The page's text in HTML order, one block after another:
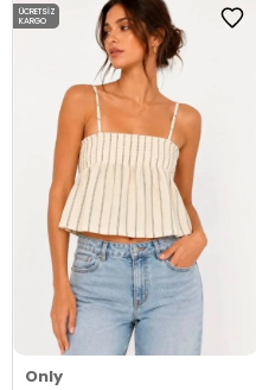
Only
ÜCRETSIZ
KARGO